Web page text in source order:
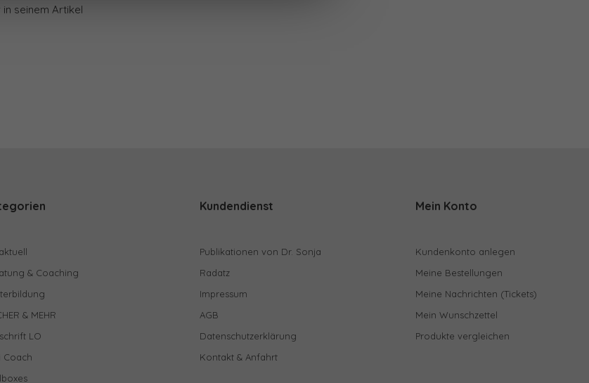
seinem Artikel
& Coaching
& MEHR
LO
Coach
Kundendienst
Publikationen von Dr. Sonja
Radatz
Impressum
AGB
Datenschutzerklärung
Kontakt & Anfahrt
Mein Konto
Kundenkonto anlegen
Meine Bestellungen
Meine Nachrichten (Tickets)
Mein Wunschzettel
Produkte vergleichen